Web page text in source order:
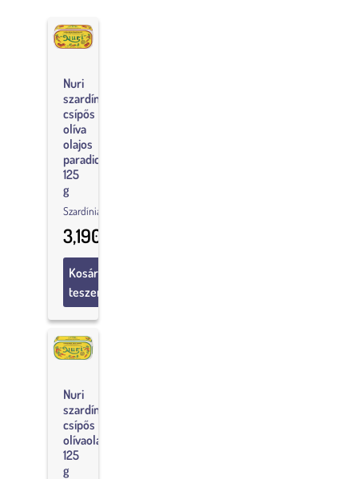
fogyasztónak való értékátadása miatt (amelyet a kezdetek óta megőriznek)
kiemelkedő jelentőségű.
generációról generációra öröklődik, mint a művész keze által gondosan
megtervezett szardínia, amely azonban – mint műalkotás – arra szolgál, hogy
mindenki értékelje, különleges helyeken és a megfelelő társaságban.
Nuri
szardínia
csípős
olíva
olajos
paradicsomszószban,
125
g
Szardínia
3,190
Kosárba
teszem
Nuri
szardínia
csípős
olívaolajban,
125
g